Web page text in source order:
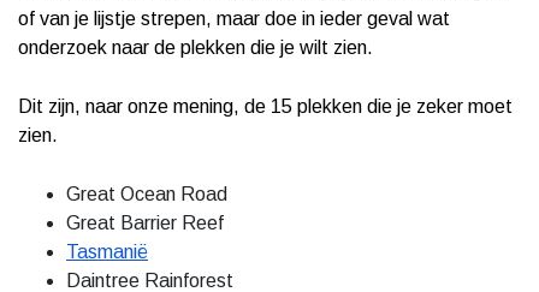
of van je lijstje strepen, maar doe in ieder geval wat
onderzoek naar de plekken die je wilt zien.
Dit zijn, naar onze mening, de 15 plekken die je zeker moet
zien.
Great Ocean Road
Great Barrier Reef
Tasmanië
Daintree Rainforest